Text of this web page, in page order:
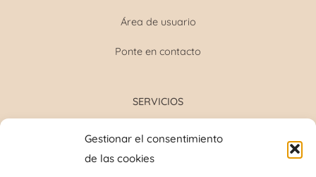
Gestionar el consentimiento
de las cookies
Área de usuario
Ponte en contacto
SERVICIOS